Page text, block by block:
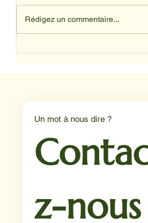
Rédigez un commentaire...
Un mot à nous dire ?
z-nous